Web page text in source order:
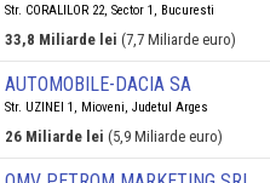
Str. CORALILOR 22, Sector 1, Bucuresti
33,8 Miliarde lei (7,7 Miliarde euro)
AUTOMOBILE-DACIA SA
Str. UZINEI 1, Mioveni, Judetul Arges
26 Miliarde lei (5,9 Miliarde euro)